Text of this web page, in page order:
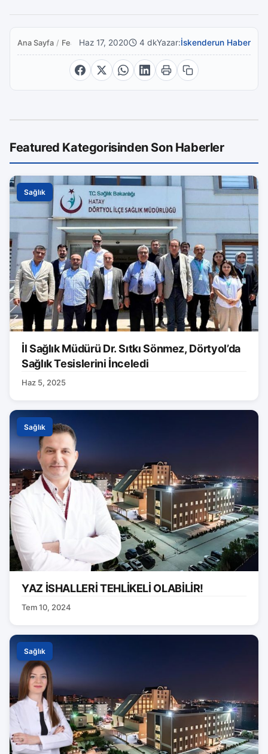
Ana Sayfa / FeaturedHaz 17, 2020 4 dkYazar:İskenderun Haber
Featured Kategorisinden Son Haberler
Sağlık
İl Sağlık Müdürü Dr. Sıtkı Sönmez, Dörtyol’da
Sağlık Tesislerini İnceledi
Haz 5, 2025
Sağlık
YAZ İSHALLERİ TEHLİKELİ OLABİLİR!
Tem 10, 2024
Sağlık